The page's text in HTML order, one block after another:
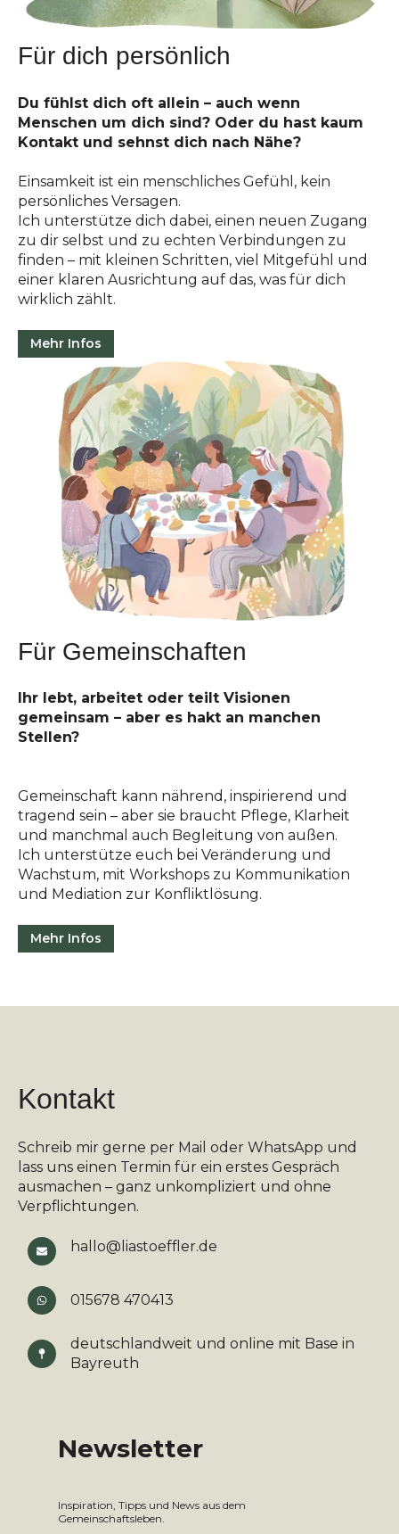
Für dich persönlich
Du fühlst dich oft allein – auch wenn
Menschen um dich sind? Oder du hast kaum
Kontakt und sehnst dich nach Nähe?
Einsamkeit ist ein menschliches Gefühl, kein
persönliches Versagen.
Ich unterstütze dich dabei, einen neuen Zugang
zu dir selbst und zu echten Verbindungen zu
finden – mit kleinen Schritten, viel Mitgefühl und
einer klaren Ausrichtung auf das, was für dich
wirklich zählt.
Mehr Infos
Für Gemeinschaften
Ihr lebt, arbeitet oder teilt Visionen
gemeinsam – aber es hakt an manchen
Stellen?
Gemeinschaft kann nährend, inspirierend und
tragend sein – aber sie braucht Pflege, Klarheit
und manchmal auch Begleitung von außen.
Ich unterstütze euch bei Veränderung und
Wachstum, mit Workshops zu Kommunikation
und Mediation zur Konfliktlösung.
Mehr Infos
Kontakt
Schreib mir gerne per Mail oder WhatsApp und
lass uns einen Termin für ein erstes Gespräch
ausmachen – ganz unkompliziert und ohne
Verpflichtungen.
hallo@liastoeffler.de
015678 470413
deutschlandweit und online mit Base in
Bayreuth
Newsletter
Inspiration, Tipps und News aus dem
Gemeinschaftsleben.